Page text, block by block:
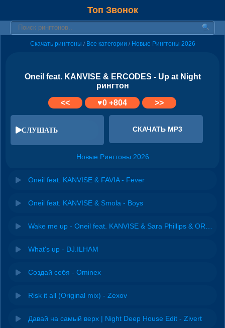
Топ Звонок
Скачать рингтоны / Все категории / Новые Рингтоны 2026
Oneil feat. KANVISE & ERCODES - Up at Night
рингтон
<<
♥0+804 >>
СЛУШАТЬ СКАЧАТЬ MP3
Новые Рингтоны 2026
Oneil feat. KANVISE & FAVIA - Fever
Oneil feat. KANVISE & Smola - Boys
What's up - DJ.ILHAM
Создай себя - Ominex
Risk it all (Original mix) - Zexov
Давай на самый верх | Night Deep House Edit - Zivert